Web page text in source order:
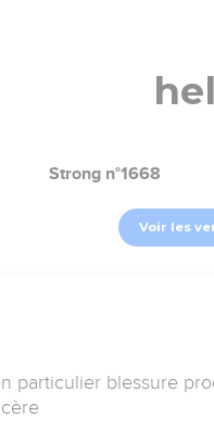
Strong n°1668
Voir les
particulier blessure